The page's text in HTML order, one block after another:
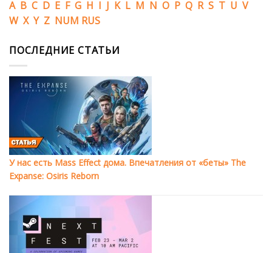
A B C D E F G H I J K L M N O P Q R S T U V
W X Y Z NUM RUS
ПОСЛЕДНИЕ СТАТЬИ
У нас есть Mass Effect дома. Впечатления от «беты» The
Expanse: Osiris Reborn